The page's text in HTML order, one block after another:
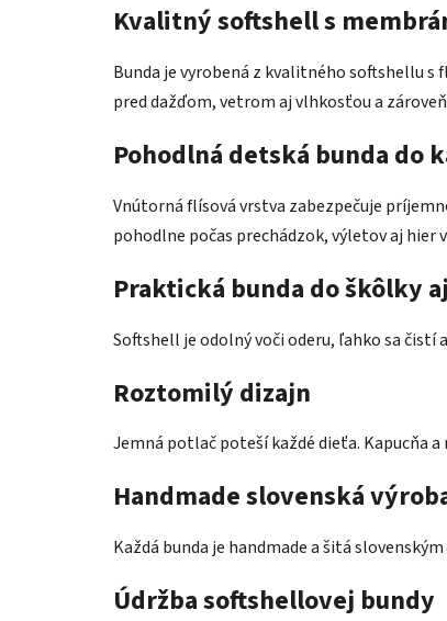
Kvalitný softshell s
Bunda je vyrobená z kvalitného softshellu
pred dažďom, vetrom aj vlhkosťou a
Pohodlná detská bunda do
Vnútorná flísová vrstva zabezpečuje
pohodlne počas prechádzok, výletov aj hier
Praktická bunda do škôlky
Softshell je odolný voči oderu, ľahko sa čistí
Roztomilý dizajn
Jemná potlač poteší každé dieťa. Kapucňa
Handmade slovenská
Každá bunda je handmade a šitá
Údržba softshellovej bundy